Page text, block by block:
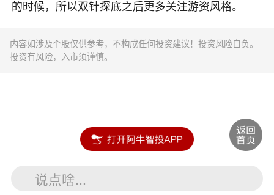
的时候，所以双针探底之后更多关注游资风格。
内容如涉及个股仅供参考，不构成任何投资建议！投资风险自负。
投资有风险，入市须谨慎。
说点啥...